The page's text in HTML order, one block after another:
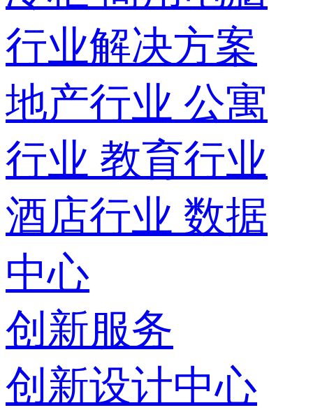
行业解决方案
地产行业 公寓
行业 教育行业
酒店行业 数据
中心
创新服务
创新设计中心